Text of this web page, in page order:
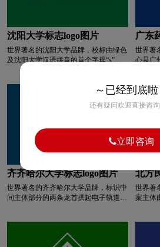
全球logo设计 巧克力logo设计
清洁用品logo设计 浅蓝色logo设计
肉logo设计 R字母酒店logo设计
普通手表logo设计 高端手表logo
食品logo设计
文、中文和英文名称。这些字体在动
谱中标值为C=0M=100 Y=100K=0)，红
色在中国代表着传统与喜庆，是中华民
族最具有代表性和象征意义的颜色。同
时红色还是炼钢高温钢水的颜色，深刻
体现着百炼成钢的寓意。
后，
校园、
大学”
西民族
沈阳大学标志logo图片
世界著名的沈阳大学品牌，校标由绿色
及沈阳大学汉语拼音的首个字母“s”和
“D”的奇妙变形组成，涵盖了沈阳大学
础的坚实和浑厚。校标的主体色是绿
着校园的现代化建设和勃勃生机。
广东
世界著
心是广
然地
制的
学校的
齐齐哈尔大学标志logo图片
世界著名的齐齐哈尔大学品牌，标识中
间主体部分的两条龙首拱起电子轨道，
部分的两片羽翼既似展开的书本又似飞
北方
世界著
案主体
校名
～已经到底啦
还有疑问欢迎直接咨
立即咨询